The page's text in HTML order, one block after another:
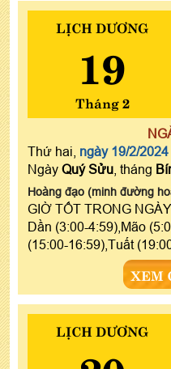
LỊCH DƯƠNG
19
Tháng 2
Thứ hai, ngày 19/2/2024
Ngày Quý Sửu , tháng
Hoàng đạo (minh đường
GIỜ TỐT TRONG
Dần (3:00-4:59),Mão
(15:00-16:59),Tuất
XEM
LỊCH DƯƠNG